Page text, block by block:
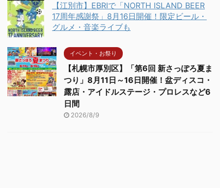
【江別市】EBRIで「NORTH ISLAND BEER
17周年感謝祭」8月16日開催！限定ビール・
グルメ・音楽ライブも
イベント・お祭り
【札幌市厚別区】「第6回 新さっぽろ夏ま
つり」8月11日～16日開催！盆ディスコ・
露店・アイドルステージ・プロレスなど6
日間
2026/8/9